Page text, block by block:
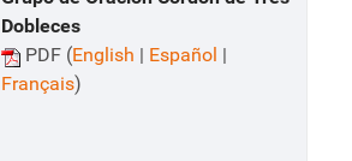
Dobleces
PDF (English | Español |
Français)